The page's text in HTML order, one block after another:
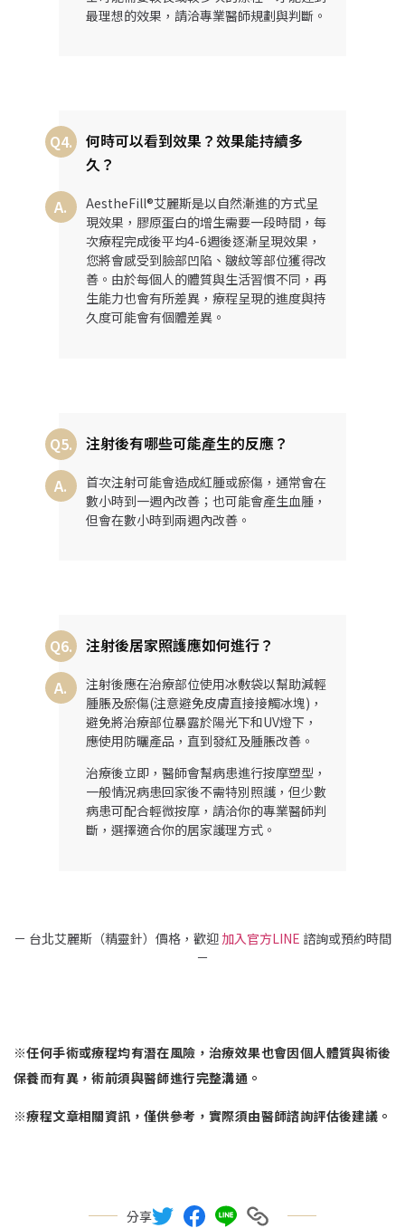
最理想的效果，請洽專業醫師規劃與判斷。
Q4.
何時可以看到效果？效果能持續多
久？
A.
AestheFill®艾麗斯是以自然漸進的方式呈
現效果，膠原蛋白的增生需要一段時間，每
次療程完成後平均4-6週後逐漸呈現效果，
您將會感受到臉部凹陷、皺紋等部位獲得改
善。由於每個人的體質與生活習慣不同，再
生能力也會有所差異，療程呈現的進度與持
久度可能會有個體差異。
Q5.
注射後有哪些可能產生的反應？
A.
首次注射可能會造成紅腫或瘀傷，通常會在
數小時到一週內改善；也可能會產生血腫，
但會在數小時到兩週內改善。
Q6.
注射後居家照護應如何進行？
A.
注射後應在治療部位使用冰敷袋以幫助減輕
腫脹及瘀傷(注意避免皮膚直接接觸冰塊)，
避免將治療部位暴露於陽光下和UV燈下，
應使用防曬產品，直到發紅及腫脹改善。
治療後立即，醫師會幫病患進行按摩塑型，
一般情況病患回家後不需特別照護，但少數
病患可配合輕微按摩，請洽你的專業醫師判
斷，選擇適合你的居家護理方式。
－ 台北艾麗斯（精靈針）價格，歡迎 加入官方LINE 諮詢或預約時間
－
※任何手術或療程均有潛在風險，治療效果也會因個人體質與術後
保養而有異，術前須與醫師進行完整溝通。
※療程文章相關資訊，僅供參考，實際須由醫師諮詢評估後建議。
分享